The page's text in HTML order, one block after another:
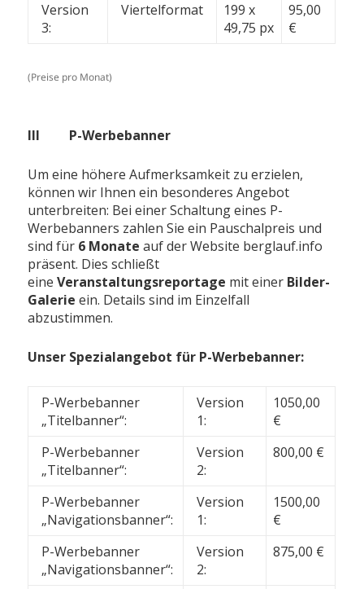
Version
3:
Viertelformat
199 x
49,75 px
95,00
€
(Preise pro Monat)
III P-Werbebanner
Um eine höhere Aufmerksamkeit zu erzielen,
können wir Ihnen ein besonderes Angebot
unterbreiten: Bei einer Schaltung eines P-
Werbebanners zahlen Sie ein Pauschalpreis und
sind für 6 Monate auf der Website berglauf.info
präsent. Dies schließt
eineVeranstaltungsreportage mit einer Bilder-
Galerie ein. Details sind im Einzelfall
abzustimmen.
Unser Spezialangebot für P-Werbebanner:
P-Werbebanner
„Titelbanner“:
Version
1:
1050,00
€
P-Werbebanner
„Titelbanner“:
Version
2:
800,00 €
P-Werbebanner
„Navigationsbanner“:
Version
1:
1500,00
€
P-Werbebanner
„Navigationsbanner“:
Version
2:
875,00 €